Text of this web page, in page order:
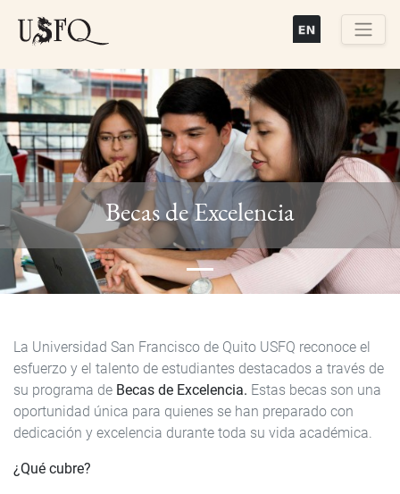
principal
Previous Next
Becas de Excelencia
La Universidad San Francisco de Quito USFQ reconoce el
esfuerzo y el talento de estudiantes destacados a través de
su programa de Becas de Excelencia. Estas becas son una
oportunidad única para quienes se han preparado con
dedicación y excelencia durante toda su vida académica.
¿Qué cubre?